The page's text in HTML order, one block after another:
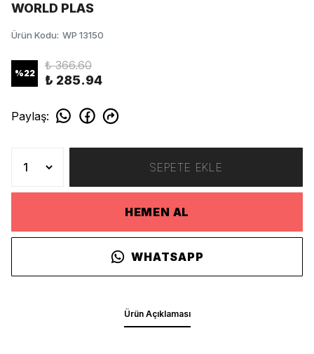
WORLD PLAS
Ürün Kodu: WP 13150
%22
₺ 366.60
₺ 285.94
Paylaş:
SEPETE EKLE
HEMEN AL
WHATSAPP
Ürün Açıklaması